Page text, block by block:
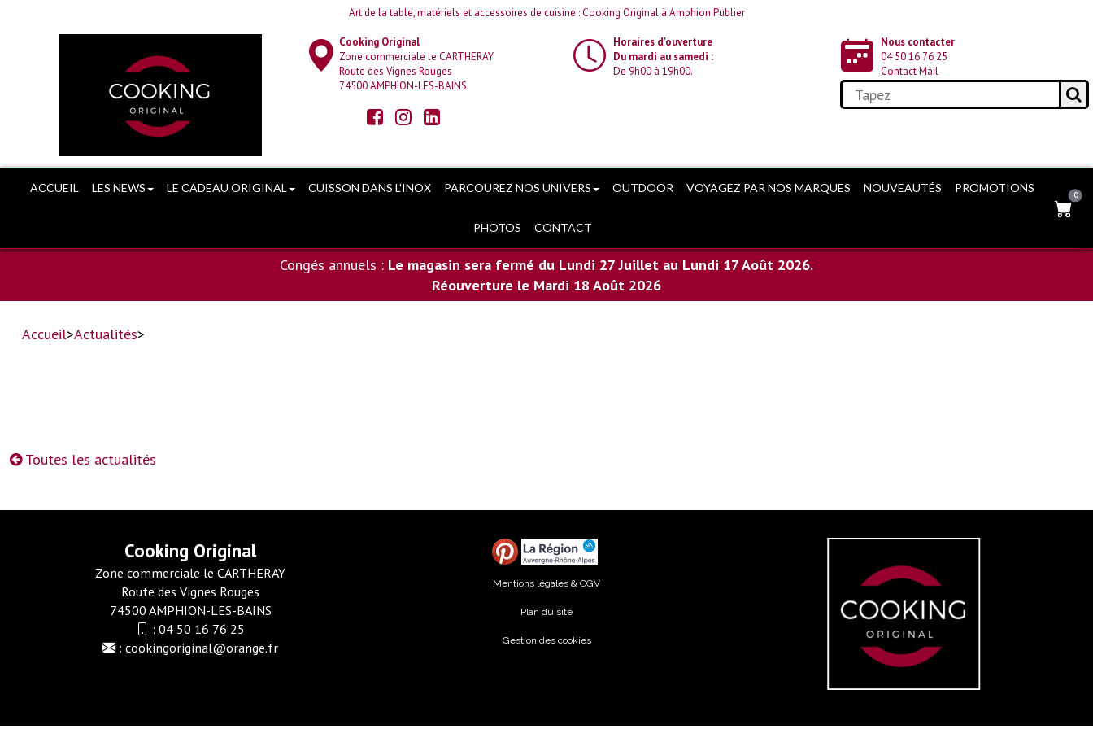
Art de la table, matériels et accessoires de cuisine : Cooking Original à Amphion Publier
Cooking Original
Zone commerciale le CARTHERAY
Route des Vignes Rouges
74500 AMPHION-LES-BAINS
Horaires d'ouverture
Du mardi au samedi :
De 9h00 à 19h00.
Nous contacter
04 50 16 76 25
Contact Mail
ACCUEIL LES NEWS LE CADEAU ORIGINAL CUISSON DANS L'INOX PARCOUREZ NOS UNIVERS OUTDOOR VOYAGEZ PAR NOS MARQUES NOUVEAUTÉS PROMOTIONS
PHOTOS CONTACT
0
Congés annuels : Le magasin sera fermé du Lundi 27 Juillet au Lundi 17 Août 2026.
Réouverture le Mardi 18 Août 2026
Accueil>Actualités>
Toutes les actualités
Cooking Original
Zone commerciale le CARTHERAY
Route des Vignes Rouges
74500 AMPHION-LES-BAINS
: 04 50 16 76 25
: cookingoriginal@orange.fr
Mentions légales & CGV
Plan du site
Gestion des cookies